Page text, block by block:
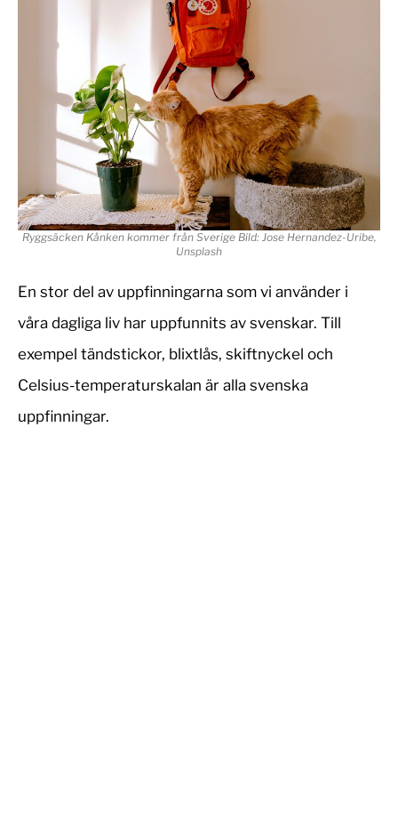
Ryggsäcken Kånken kommer från Sverige Bild: Jose Hernandez-Uribe,
Unsplash
En stor del av uppfinningarna som vi använder i
våra dagliga liv har uppfunnits av svenskar. Till
exempel tändstickor, blixtlås, skiftnyckel och
Celsius-temperaturskalan är alla svenska
uppfinningar.